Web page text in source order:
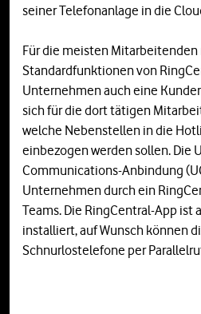
seiner Telefonanlage in die
Für die meisten Mitarbeitenden
Standardfunktionen von
Unternehmen auch eine
sich für die dort tätigen
welche Nebenstellen in die
einbezogen werden sollen. Die
Communications-Anbindung
Unternehmen durch ein
Teams. Die RingCentral-App ist
installiert, auf Wunsch können
Schnurlostelefone per